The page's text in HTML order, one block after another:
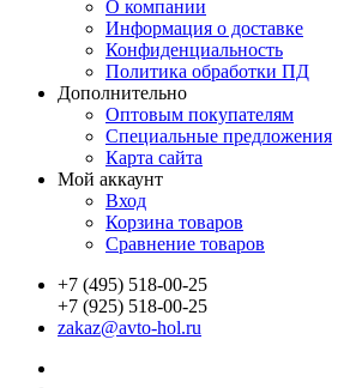
О компании
Информация о доставке
Конфиденциальность
Политика обработки ПД
Дополнительно
Оптовым покупателям
Специальные предложения
Карта сайта
Мой аккаунт
Вход
Корзина товаров
Сравнение товаров
+7 (495) 518-00-25
+7 (925) 518-00-25
zakaz@avto-hol.ru